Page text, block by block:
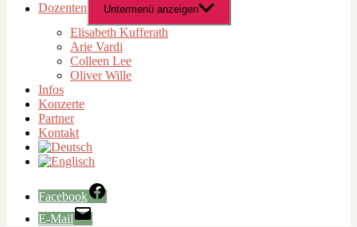
Dozenten
Untermenü anzeigen
Elisabeth Kufferath
Arie Vardi
Colleen Lee
Oliver Wille
Infos
Konzerte
Partner
Kontakt
Facebook
E-Mail